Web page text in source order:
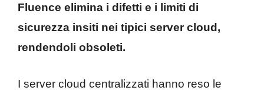
Fluence elimina i difetti e i limiti di
sicurezza insiti nei tipici server cloud,
rendendoli obsoleti.
I server cloud centralizzati hanno reso le